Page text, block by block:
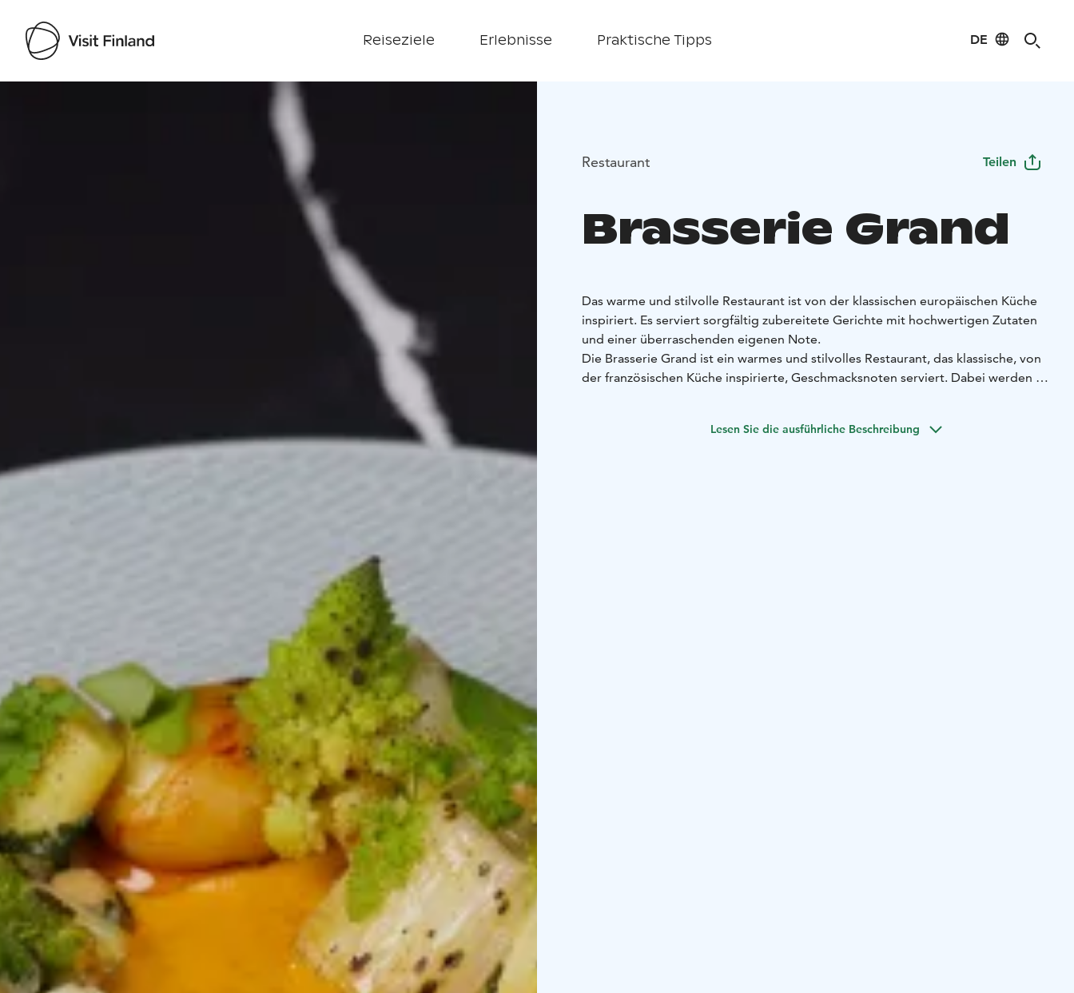
Reiseziele Erlebnisse Praktische Tipps DE
Visit Finland
Restaurant Teilen
Brasserie Grand
Das warme und stilvolle Restaurant ist von der klassischen europäischen Küche
inspiriert. Es serviert sorgfältig zubereitete Gerichte mit hochwertigen Zutaten
und einer überraschenden eigenen Note.
Die Brasserie Grand ist ein warmes und stilvolles Restaurant, das klassische, von
der französischen Küche inspirierte, Geschmacksnoten serviert. Dabei werden die
Lesen Sie die ausführliche Beschreibung